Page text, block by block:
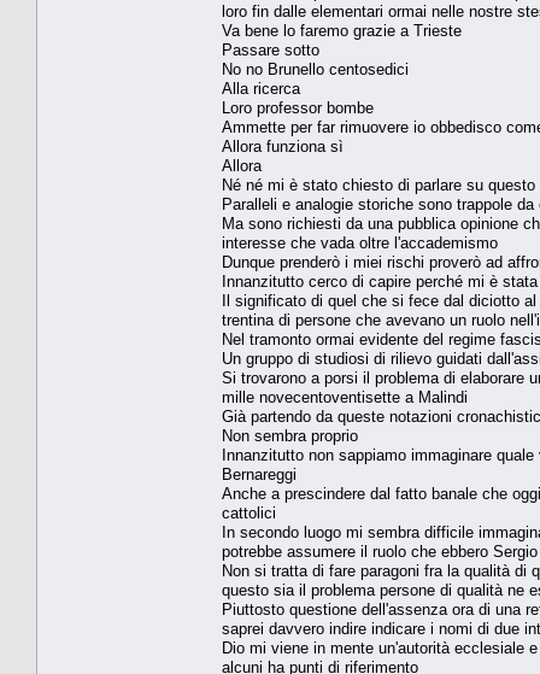
loro fin dalle elementari ormai nelle nostre
Va bene lo faremo grazie a Trieste
Passare sotto
No no Brunello centosedici
Alla ricerca
Loro professor bombe
Ammette per far rimuovere io obbedisco
Allora funziona sì
Allora
Né né mi è stato chiesto di parlare su
Paralleli e analogie storiche sono trappole
Ma sono richiesti da una pubblica opinione
interesse che vada oltre l'accademismo
Dunque prenderò i miei rischi proverò ad
Innanzitutto cerco di capire perché mi è
Il significato di quel che si fece dal diciotto
trentina di persone che avevano un ruolo
Nel tramonto ormai evidente del regime
Un gruppo di studiosi di rilievo guidati
Si trovarono a porsi il problema di elaborare
mille novecentoventisette a Malindi
Già partendo da queste notazioni
Non sembra proprio
Innanzitutto non sappiamo immaginare
Bernareggi
Anche a prescindere dal fatto banale che
cattolici
In secondo luogo mi sembra difficile
potrebbe assumere il ruolo che ebbero
Non si tratta di fare paragoni fra la qualità di
questo sia il problema persone di qualità ne
Piuttosto questione dell'assenza ora di una
saprei davvero indire indicare i nomi di due
Dio mi viene in mente un'autorità ecclesiale
alcuni ha punti di riferimento